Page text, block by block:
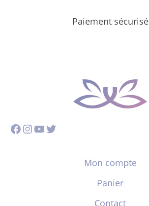
Paiement sécurisé
Facebook
Instagram
YouTube
Twitter
Mon compte
Panier
Contact